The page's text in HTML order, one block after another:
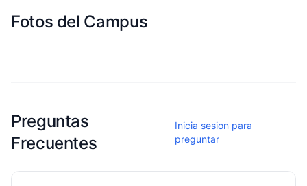
Fotos del Campus
Preguntas
Frecuentes
Inicia sesion para
preguntar